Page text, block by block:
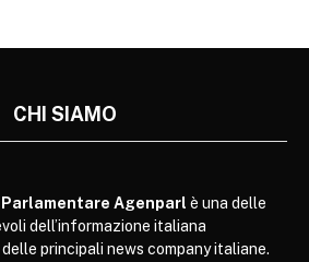
CHI SIAMO
Parlamentare Agenparl è una delle
dell’informazione italiana
principali news company italiane.